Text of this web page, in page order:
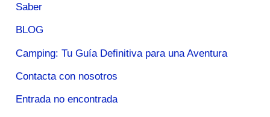
Saber
BLOG
Camping: Tu Guía Definitiva para una Aventura
Contacta con nosotros
Entrada no encontrada